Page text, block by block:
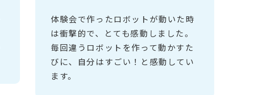
体験会で作ったロボットが動いた時
は衝撃的で、とても感動しました。
毎回違うロボットを作って動かすた
びに、自分はすごい！と感動してい
ます。